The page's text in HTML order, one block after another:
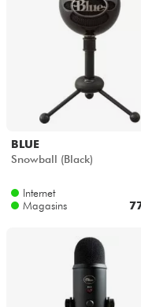
Câbles & Access.
HiFi
BLUE
Snowball (Black)
Internet
Magasins